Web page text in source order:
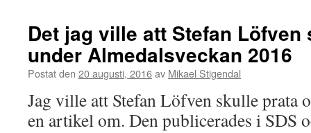
Det jag ville att Stefan
under Almedalsveckan 2016
Postat den 20 augusti, 2016av Mikael Stigendal
Jag ville att Stefan Löfven skulle prata
en artikel om. Den publicerades i SDS